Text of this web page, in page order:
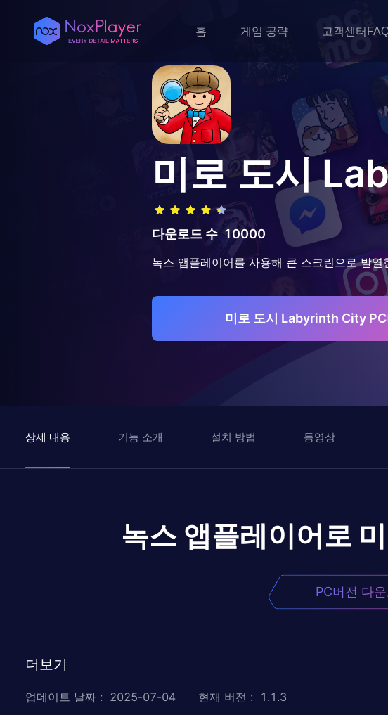
홈 게임 공략 고객센터
미로 도시
다운로드 수 10000
녹스 앱플레이어를 사용해 큰 스크린으로 발
미로 도시 Labyrinth City
상세 내용 기능 소개 설치 방법 동영상
녹스 앱플레이어로
PC버전 다
더보기
업데이트 날짜 : 2025-07-04 현재 버전 : 1.1.3